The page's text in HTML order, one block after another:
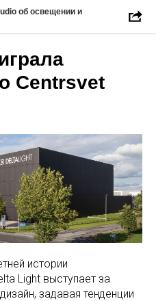
об освещении и
Centrsvet
истории
Light выступает за
задавая тенденции